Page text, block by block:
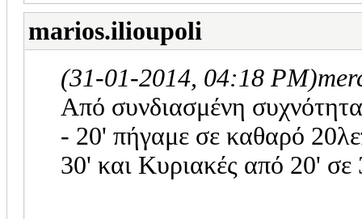
marios.ilioupoli
(31-01-2014, 04:18 PM)
Από συνδιασμένη
- 20' πήγαμε σε καθαρό
30' και Κυριακές από 20'